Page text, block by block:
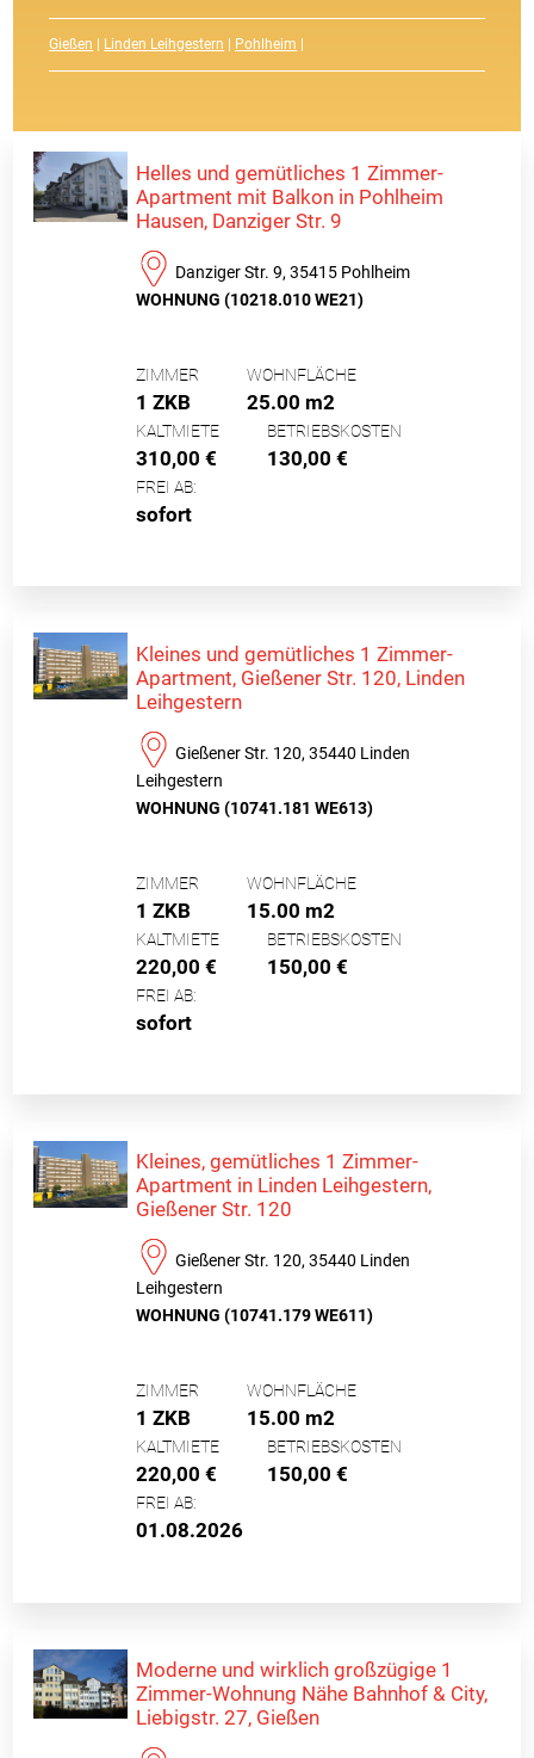
Gießen | Linden Leihgestern | Pohlheim |
Helles und gemütliches 1 Zimmer-
Apartment mit Balkon in Pohlheim
Hausen, Danziger Str. 9
Danziger Str. 9, 35415 Pohlheim
WOHNUNG (10218.010 WE21)
ZIMMER
1 ZKB
WOHNFLÄCHE
25.00 m2
KALTMIETE
310,00 €
BETRIEBSKOSTEN
130,00 €
FREI AB:
sofort
Kleines und gemütliches 1 Zimmer-
Apartment, Gießener Str. 120, Linden
Leihgestern
Gießener Str. 120, 35440 Linden
Leihgestern
WOHNUNG (10741.181 WE613)
ZIMMER
1 ZKB
WOHNFLÄCHE
15.00 m2
KALTMIETE
220,00 €
BETRIEBSKOSTEN
150,00 €
FREI AB:
sofort
Kleines, gemütliches 1 Zimmer-
Apartment in Linden Leihgestern,
Gießener Str. 120
Gießener Str. 120, 35440 Linden
Leihgestern
WOHNUNG (10741.179 WE611)
ZIMMER
1 ZKB
WOHNFLÄCHE
15.00 m2
KALTMIETE
220,00 €
BETRIEBSKOSTEN
150,00 €
FREI AB:
01.08.2026
Moderne und wirklich großzügige 1
Zimmer-Wohnung Nähe Bahnhof & City,
Liebigstr. 27, Gießen